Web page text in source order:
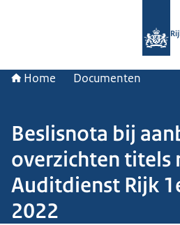
Home Documenten
Beslisnota bij
overzichten titels
Auditdienst Rijk
2022